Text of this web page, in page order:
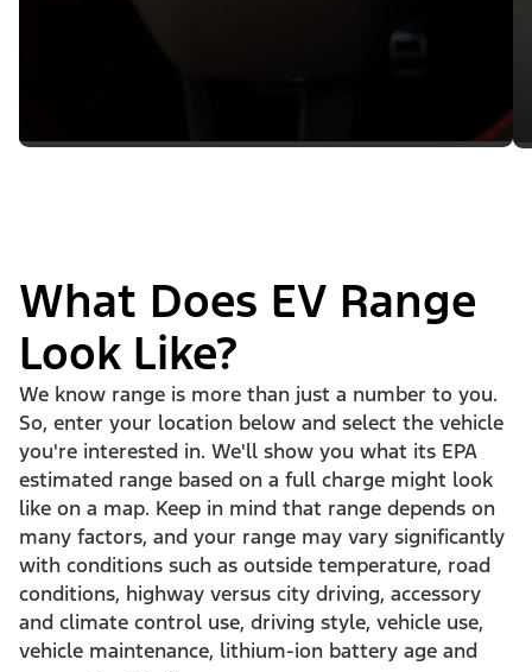
What Does EV Range
Look Like?
We know range is more than just a number to you.
So, enter your location below and select the vehicle
you're interested in. We'll show you what its EPA
estimated range based on a full charge might look
like on a map. Keep in mind that range depends on
many factors, and your range may vary significantly
with conditions such as outside temperature, road
conditions, highway versus city driving, accessory
and climate control use, driving style, vehicle use,
vehicle maintenance, lithium-ion battery age and